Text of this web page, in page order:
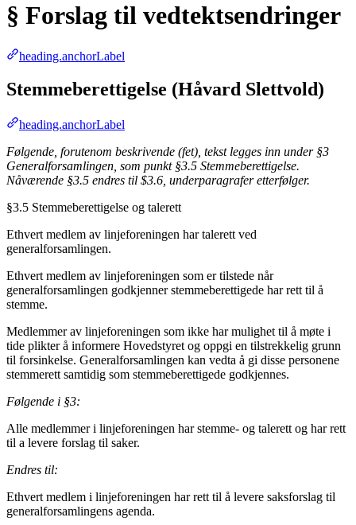
§ Forslag til vedtektsendringer
heading.anchorLabel
Stemmeberettigelse (Håvard Slettvold)
heading.anchorLabel
Følgende, forutenom beskrivende (fet), tekst legges inn under §3
Generalforsamlingen, som punkt §3.5 Stemmeberettigelse.
Nåværende §3.5 endres til $3.6, underparagrafer etterfølger.
§3.5 Stemmeberettigelse og talerett
Ethvert medlem av linjeforeningen har talerett ved
generalforsamlingen.
Ethvert medlem av linjeforeningen som er tilstede når
generalforsamlingen godkjenner stemmeberettigede har rett til å
stemme.
Medlemmer av linjeforeningen som ikke har mulighet til å møte i
tide plikter å informere Hovedstyret og oppgi en tilstrekkelig grunn
til forsinkelse. Generalforsamlingen kan vedta å gi disse personene
stemmerett samtidig som stemmeberettigede godkjennes.
Følgende i §3:
Alle medlemmer i linjeforeningen har stemme- og talerett og har rett
til a levere forslag til saker.
Endres til:
Ethvert medlem i linjeforeningen har rett til å levere saksforslag til
generalforsamlingens agenda.